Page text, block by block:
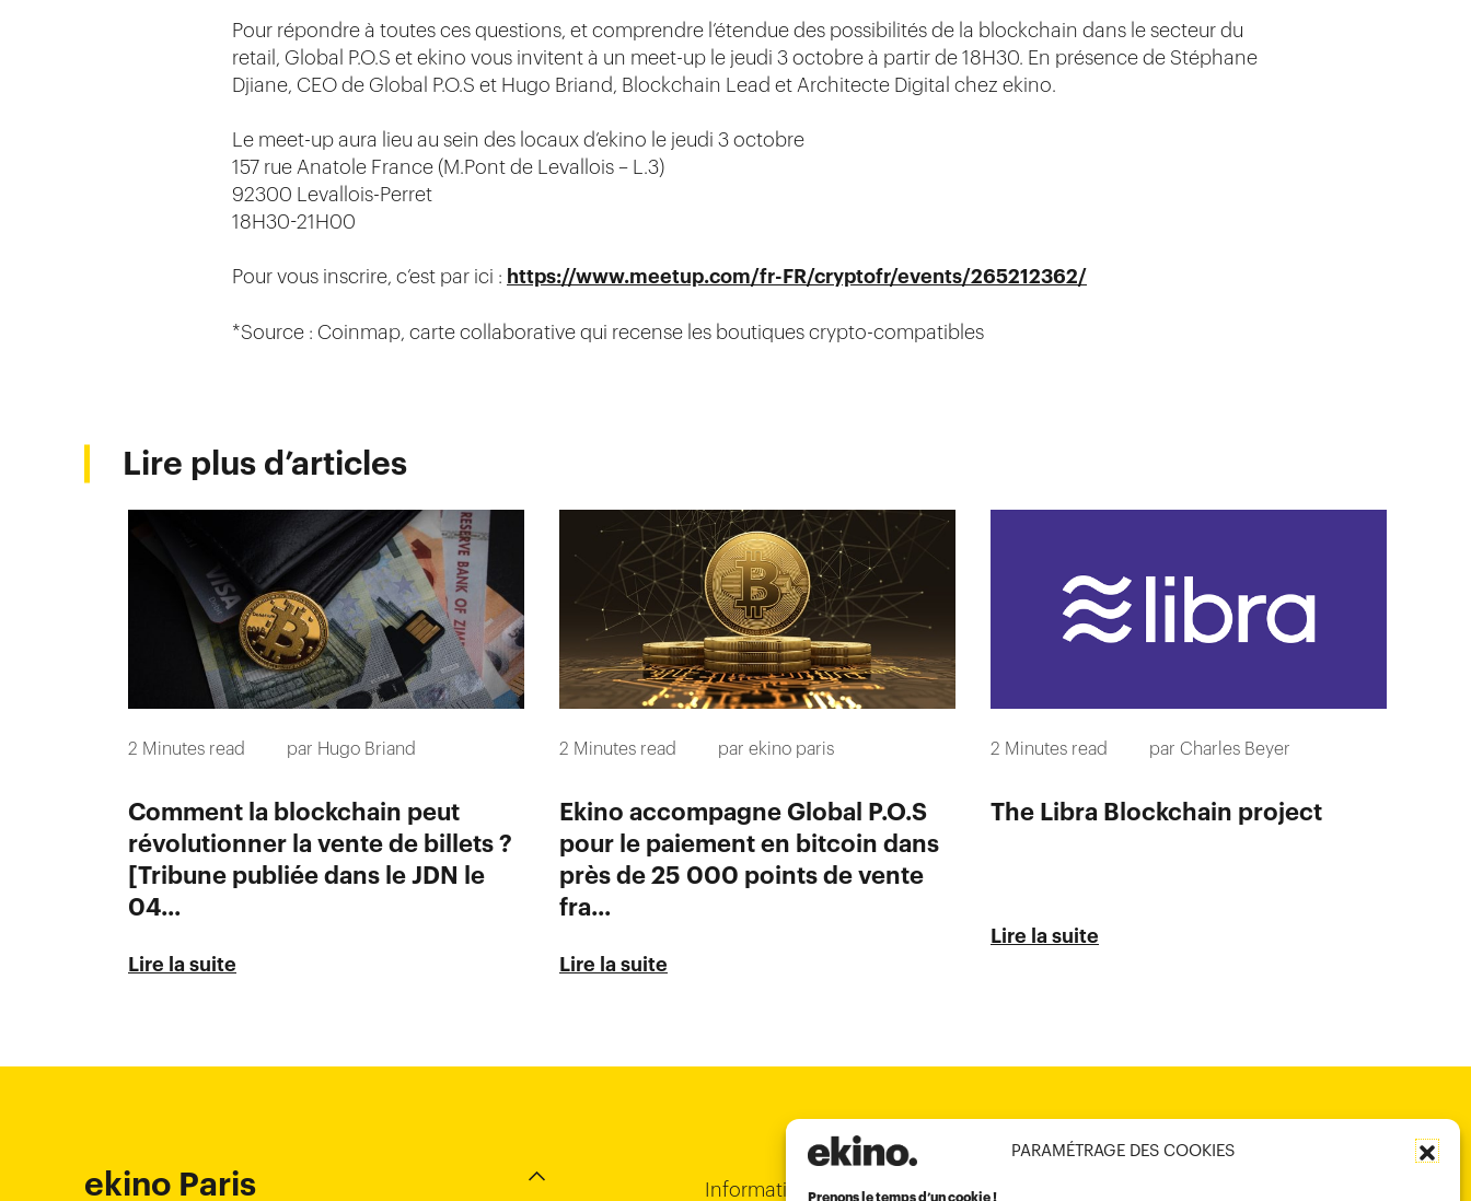
PARAMÉTRAGE DES COOKIES
Pour répondre à toutes ces questions, et comprendre l’étendue des possibilités de la blockchain dans le secteur du
retail, Global P.O.S et ekino vous invitent à un meet-up le jeudi 3 octobre à partir de 18H30. En présence de Stéphane
Djiane, CEO de Global P.O.S et Hugo Briand, Blockchain Lead et Architecte Digital chez ekino.
Le meet-up aura lieu au sein des locaux d’ekino le jeudi 3 octobre
157 rue Anatole France (M.Pont de Levallois – L.3)
92300 Levallois-Perret
18H30-21H00
Pour vous inscrire, c’est par ici : https://www.meetup.com/fr-FR/cryptofr/events/265212362/
*Source : Coinmap, carte collaborative qui recense les boutiques crypto-compatibles
Lire plus d’articles
2 Minutes read par Hugo Briand
Comment la blockchain peut
révolutionner la vente de billets ?
[Tribune publiée dans le JDN le
04...
Lire la suite
2 Minutes read par ekino paris
Ekino accompagne Global P.O.S
pour le paiement en bitcoin dans
près de 25 000 points de vente
fra...
Lire la suite
2 Minutes read par Charles Beyer
The Libra Blockchain project
Lire la suite
ekino Paris
ekino Singapore
ekino Ho Chi Minh
ekino Bordeaux
ekino Hong Kong
ekino Bangalore
ekino New York
Hong Kong
Informations légales